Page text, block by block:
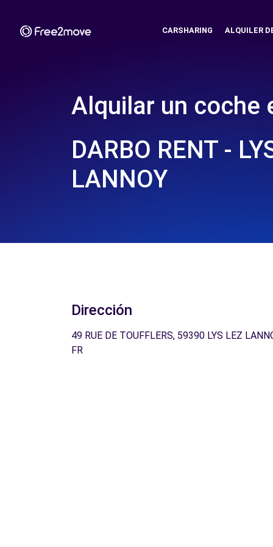
CARSHARING ALQUILER
Alquilar un coche
DARBO RENT -
LANNOY
Dirección
49 RUE DE TOUFFLERS, 59390 LYS LEZ
FR